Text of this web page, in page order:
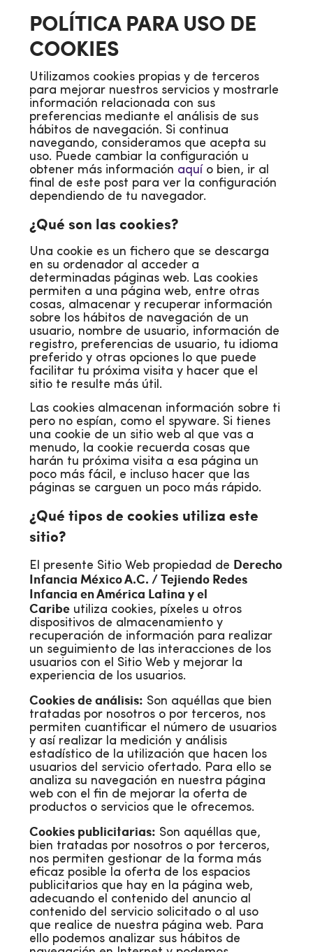
POLÍTICA PARA USO DE
COOKIES
Utilizamos cookies propias y de terceros
para mejorar nuestros servicios y mostrarle
información relacionada con sus
preferencias mediante el análisis de sus
hábitos de navegación. Si continua
navegando, consideramos que acepta su
uso. Puede cambiar la configuración u
obtener más información aquí o bien, ir al
final de este post para ver la configuración
dependiendo de tu navegador.
¿Qué son las cookies?
Una cookie es un fichero que se descarga
en su ordenador al acceder a
determinadas páginas web. Las cookies
permiten a una página web, entre otras
cosas, almacenar y recuperar información
sobre los hábitos de navegación de un
usuario, nombre de usuario, información de
registro, preferencias de usuario, tu idioma
preferido y otras opciones lo que puede
facilitar tu próxima visita y hacer que el
sitio te resulte más útil.
Las cookies almacenan información sobre ti
pero no espían, como el spyware. Si tienes
una cookie de un sitio web al que vas a
menudo, la cookie recuerda cosas que
harán tu próxima visita a esa página un
poco más fácil, e incluso hacer que las
páginas se carguen un poco más rápido.
¿Qué tipos de cookies utiliza este
sitio?
El presente Sitio Web propiedad de Derecho
Infancia México A.C. / Tejiendo Redes
Infancia en América Latina y el
Caribe utiliza cookies, píxeles u otros
dispositivos de almacenamiento y
recuperación de información para realizar
un seguimiento de las interacciones de los
usuarios con el Sitio Web y mejorar la
experiencia de los usuarios.
Cookies de análisis: Son aquéllas que bien
tratadas por nosotros o por terceros, nos
permiten cuantificar el número de usuarios
y así realizar la medición y análisis
estadístico de la utilización que hacen los
usuarios del servicio ofertado. Para ello se
analiza su navegación en nuestra página
web con el fin de mejorar la oferta de
productos o servicios que le ofrecemos.
Cookies publicitarias: Son aquéllas que,
bien tratadas por nosotros o por terceros,
nos permiten gestionar de la forma más
eficaz posible la oferta de los espacios
publicitarios que hay en la página web,
adecuando el contenido del anuncio al
contenido del servicio solicitado o al uso
que realice de nuestra página web. Para
ello podemos analizar sus hábitos de